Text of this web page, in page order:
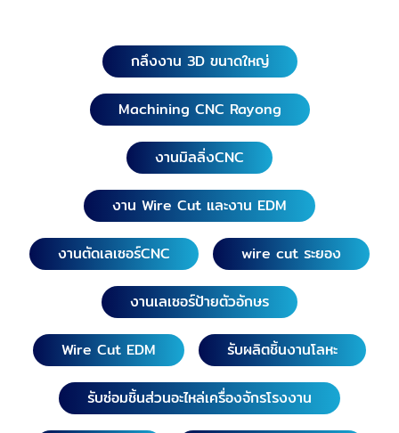
กลึงงาน 3D ขนาดใหญ่
Machining CNC Rayong
งานมิลลิ่งCNC
งาน Wire Cut และงาน EDM
งานตัดเลเซอร์CNC wire cut ระยอง
งานเลเซอร์ป้ายตัวอักษร
Wire Cut EDM รับผลิตชิ้นงานโลหะ
รับซ่อมชิ้นส่วนอะไหล่เครื่องจักรโรงงาน